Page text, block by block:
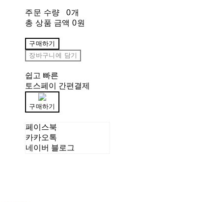
주문 수량
0개
총 상품 금액 0원
구매하기
장바구니에 담기
쉽고 빠른
토스페이 간편결제
구매하기
페이스북
카카오톡
네이버 블로그